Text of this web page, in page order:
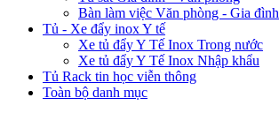
Bàn làm việc Văn phòng - Gia đình
Tủ - Xe đẩy inox Y tế
Xe tủ đẩy Y Tế Inox Trong nước
Xe tủ đẩy Y Tế Inox Nhập khẩu
Tủ Rack tin học viễn thông
Toàn bộ danh mục